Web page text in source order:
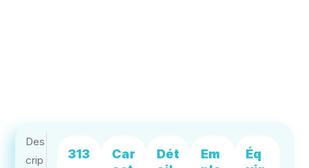
Des
crip
313
Car
Dét
Em
Éq